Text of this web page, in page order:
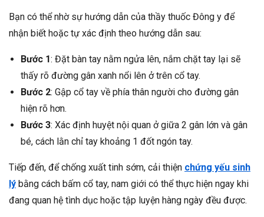
Bạn có thể nhờ sự hướng dẫn của thầy thuốc Đông y để
nhận biết hoặc tự xác định theo hướng dẫn sau:
Bước 1: Đặt bàn tay nằm ngửa lên, nắm chặt tay lại sẽ
thấy rõ đường gân xanh nổi lên ở trên cổ tay.
Bước 2: Gập cổ tay về phía thân người cho đường gân
hiện rõ hơn.
Bước 3: Xác định huyệt nội quan ở giữa 2 gân lớn và gân
bé, cách lằn chỉ tay khoảng 1 đốt ngón tay.
Tiếp đến, để chống xuất tinh sớm, cải thiện chứng yếu sinh
lý bằng cách bấm cổ tay, nam giới có thể thực hiện ngay khi
đang quan hệ tình dục hoặc tập luyện hàng ngày đều được.